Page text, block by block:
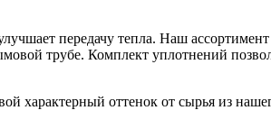
передачу тепла. Наш
трубе. Комплект уплотнений
характерный оттенок от сырья из